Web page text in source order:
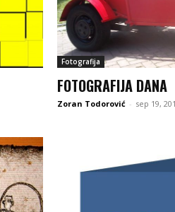
Fotografija
FOTOGRAFIJA DANA
Zoran Todorović - sep 19,